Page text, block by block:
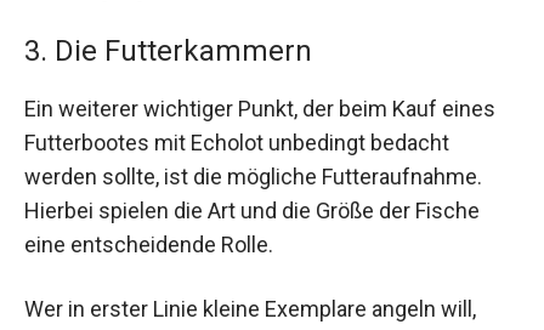
3. Die Futterkammern
Ein weiterer wichtiger Punkt, der beim Kauf eines
Futterbootes mit Echolot unbedingt bedacht
werden sollte, ist die mögliche Futteraufnahme.
Hierbei spielen die Art und die Größe der Fische
eine entscheidende Rolle.
Wer in erster Linie kleine Exemplare angeln will,